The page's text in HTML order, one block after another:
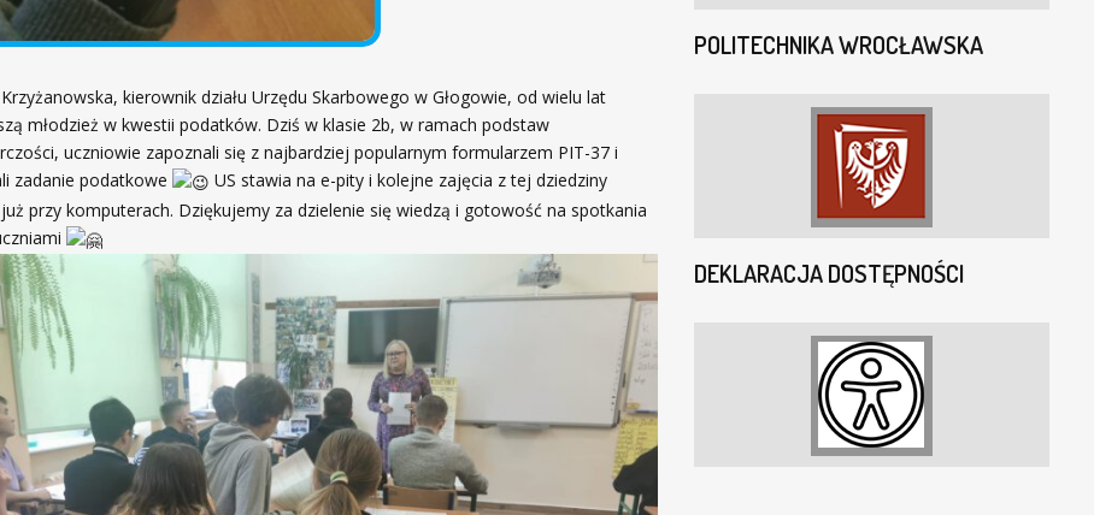
kierownik działu Urzędu Skarbowego w Głogowie, od wielu lat
młodzież w kwestii podatków. Dziś w klasie 2b, w ramach podstaw
uczniowie zapoznali się z najbardziej popularnym formularzem PIT-37 i
zadanie podatkowe
US stawia na e-pity i kolejne zajęcia z tej dziedziny
przy komputerach. Dziękujemy za dzielenie się wiedzą i gotowość na spotkania
POLITECHNIKA WROCŁAWSKA
DEKLARACJA DOSTĘPNOŚCI